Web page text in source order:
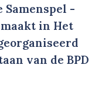
-
in Het
van de BPD